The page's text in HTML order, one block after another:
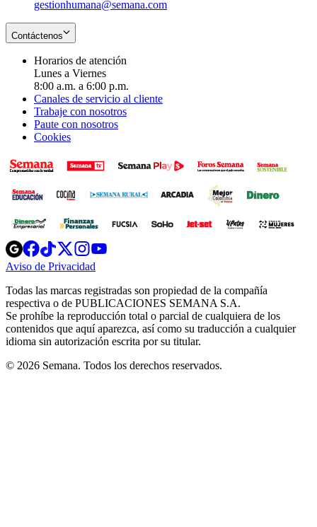
gestionhumana@semana.com
Contáctenos
Horarios de atención
Lunes a Viernes
8:00 a.m. a 6:00 p.m.
Canales de servicio al cliente
Trabaje con nosotros
Paute con nosotros
Cookies
Opens
in
new
Opens
in
new
Opens
in
new
window
Opens
new
windowwindow
Aviso de Privacidad
new
window
Todas las marcas registradas son propiedad de la compañía
respectiva o de PUBLICACIONES SEMANA S.A.
Se prohíbe la reproducción total o parcial de cualquiera de los
contenidos que aquí aparezca, así como su traducción a cualquier
idioma sin autorización escrita por su titular.
© 2026 Semana. Todos los derechos reservados.